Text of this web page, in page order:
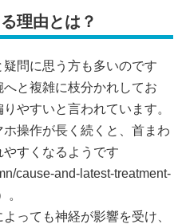
理由とは？
疑問に思う方も多いのです
と複雑に枝分かれしてお
やすいと言われています。
操作が長く続くと、首まわ
すくなるようです
cause-and-latest-treatment-
。
っても神経が影響を受け、